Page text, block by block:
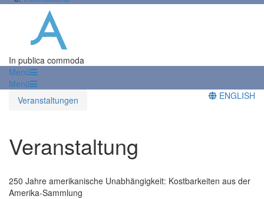
In publica commoda
Menü
Menü
Veranstaltungen
ENGLISH
Veranstaltung
250 Jahre amerikanische Unabhängigkeit: Kostbarkeiten aus der
Amerika-Sammlung